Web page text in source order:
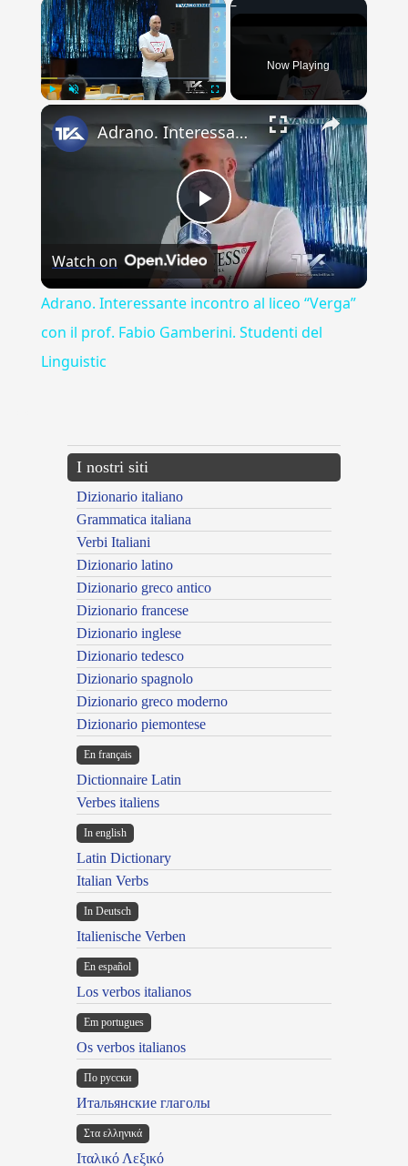
Now Playing
×
Play
Video
Adrano. Interessante incontro al liceo “Verga” con il prof. Fabio Gamberini. Studenti del Linguistic
Watch on
Adrano. Interessante incontro al liceo “Verga”
con il prof. Fabio Gamberini. Studenti del
Linguistic
I nostri siti
Dizionario italiano
Grammatica italiana
Verbi Italiani
Dizionario latino
Dizionario greco antico
Dizionario francese
Dizionario inglese
Dizionario tedesco
Dizionario spagnolo
Dizionario greco moderno
Dizionario piemontese
En français
Dictionnaire Latin
Verbes italiens
In english
Latin Dictionary
Italian Verbs
In Deutsch
Italienische Verben
En español
Los verbos italianos
Em portugues
Os verbos italianos
По русски
Итальянские глаголы
Στα ελληνικά
Ιταλικό Λεξικό